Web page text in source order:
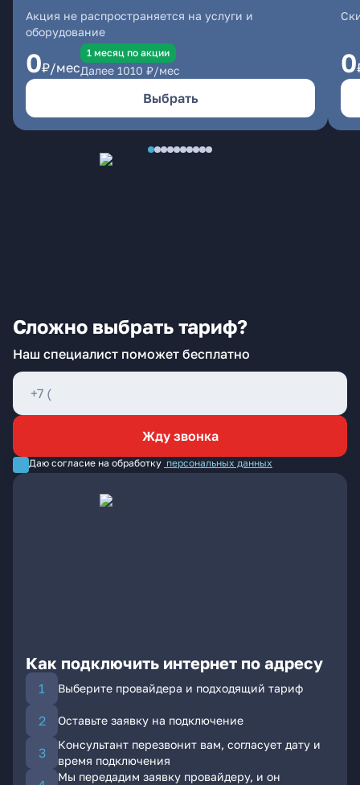
Акция не распространяется на услуги и
оборудование
0₽/мес
1 месяц по акции
Далее 1010 ₽/мес
Выбрать
0
Сложно выбрать тариф?
Наш специалист поможет бесплатно
Жду звонка
Даю согласие на обработку персональных данных
Как подключить интернет по адресу
Выберите провайдера и подходящий тариф
Оставьте заявку на подключение
Консультант перезвонит вам, согласует дату и
время подключения
Мы передадим заявку провайдеру, и он